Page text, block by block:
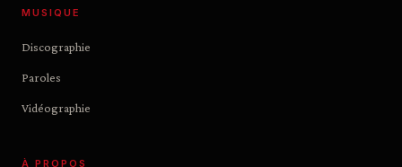
MUSIQUE
Discographie
Paroles
Vidéographie
À PROPOS